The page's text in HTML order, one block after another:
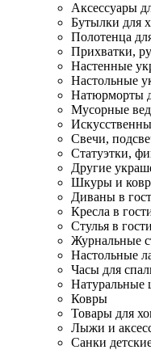
Аксессуары
Бутылки для
Полотенца
Прихватки,
Настенные
Настольные
Натюрморты
Мусорные
Свечи,
Статуэтки,
Другие
Шкуры и
Диваны в
Кресла в
Стулья в
Журнальные
Настольные
Часы для
Натуральные
Ковры
Товары для
Лыжи и
Санки